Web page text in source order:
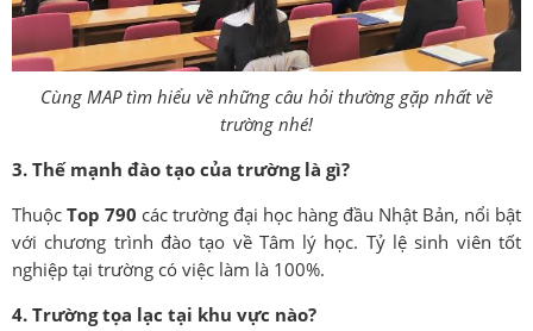
Cùng MAP tìm hiểu về những câu hỏi thường gặp nhất về
trường nhé!
3. Thế mạnh đào tạo của trường là gì?
Thuộc Top 790 các trường đại học hàng đầu Nhật Bản, nổi bật
với chương trình đào tạo về Tâm lý học. Tỷ lệ sinh viên tốt
nghiệp tại trường có việc làm là 100%.
4. Trường tọa lạc tại khu vực nào?